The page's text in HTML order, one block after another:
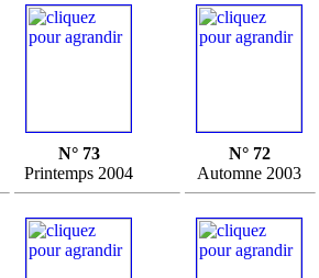
N° 73
Printemps 2004
N° 72
Automne 2003